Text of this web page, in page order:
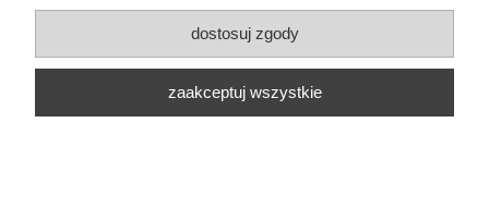
dostosuj zgody
zaakceptuj wszystkie